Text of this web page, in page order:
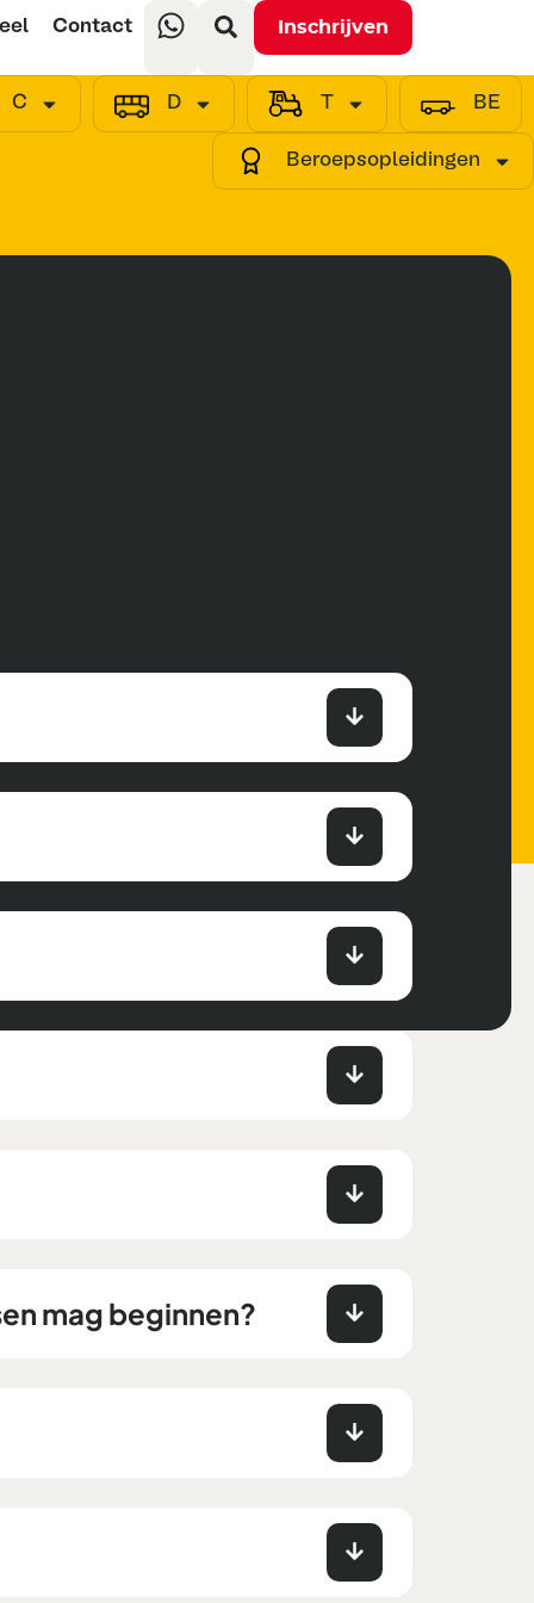
Contact Inschrijven
C D BE
Beroepsopleidingen
mag beginnen?